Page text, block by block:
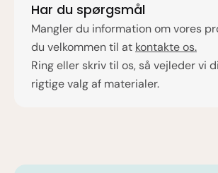
Har du spørgsmål
Mangler du information om vores
du velkommen til at kontakte os.
Ring eller skriv til os, så vejleder vi
rigtige valg af materialer.